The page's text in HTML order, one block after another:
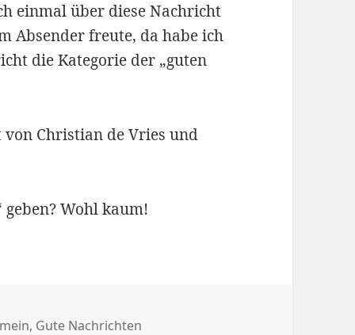
einmal über diese Nachricht
Absender freute, da habe ich
die Kategorie der „guten
von Christian de Vries und
geben? Wohl kaum!
, Gute Nachrichten